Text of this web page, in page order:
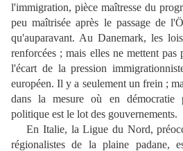
l'immigration, pièce maîtresse du
peu maîtrisée après le passage de
qu'auparavant. Au Danemark, les
renforcées ; mais elles ne mettent
l'écart de la pression
européen. Il y a seulement un frein ;
dans la mesure où en démocratie
politique est le lot des gouvernements.
En Italie, la Ligue du Nord,
régionalistes de la plaine padane,